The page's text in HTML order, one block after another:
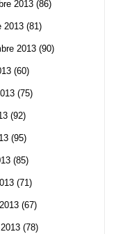
2013 (86)
2013 (81)
2013 (90)
(60)
(75)
(92)
(95)
(85)
(71)
(67)
(78)